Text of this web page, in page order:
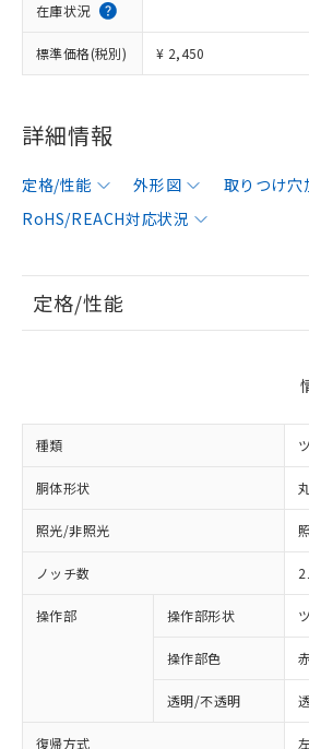
在庫状況
標準価格(税別) ¥ 2,450
詳細情報
定格/性能 外形図 取りつけ穴
RoHS/REACH対応状況
定格/性能
種類
胴体形状
照光/非照光
ノッチ数
操作部 操作部形状
操作部色
透明/不透明
復帰方式